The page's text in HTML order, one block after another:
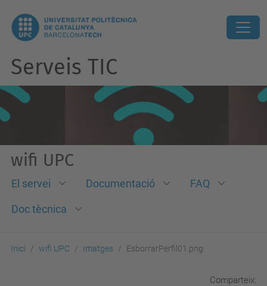
Serveis TIC
wifi UPC
El servei Documentació FAQ
Doc tècnica
Inici wifi UPC Imatges EsborrarPerfil01.png
Comparteix: